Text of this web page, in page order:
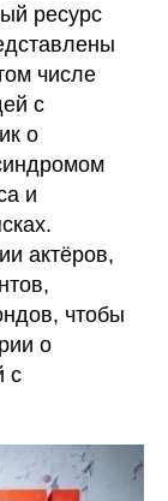
ресурс
числе
с
о
и
актёров,
чтобы
о
с